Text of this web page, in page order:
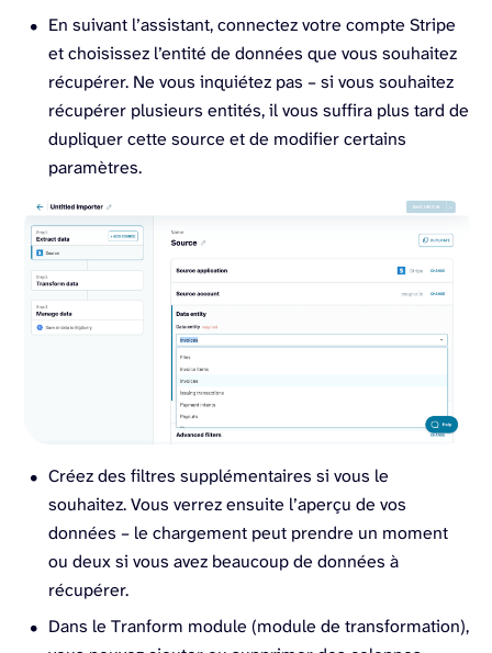
En suivant l’assistant, connectez votre compte Stripe
et choisissez l’entité de données que vous souhaitez
récupérer. Ne vous inquiétez pas – si vous souhaitez
récupérer plusieurs entités, il vous suffira plus tard de
dupliquer cette source et de modifier certains
paramètres.
Créez des filtres supplémentaires si vous le
souhaitez. Vous verrez ensuite l’aperçu de vos
données – le chargement peut prendre un moment
ou deux si vous avez beaucoup de données à
récupérer.
Dans le Tranform module (module de transformation),